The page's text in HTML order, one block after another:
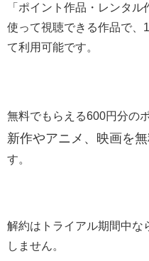
「ポイント作品・レンタ
使って視聴できる作品で、
て利用可能です。
無料でもらえる600円分の
新作やアニメ、映画を
す。
解約はトライアル期間中な
しません。